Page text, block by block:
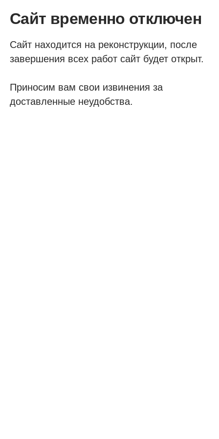
Сайт временно отключен
Сайт находится на реконструкции, после
завершения всех работ сайт будет открыт.
Приносим вам свои извинения за
доставленные неудобства.